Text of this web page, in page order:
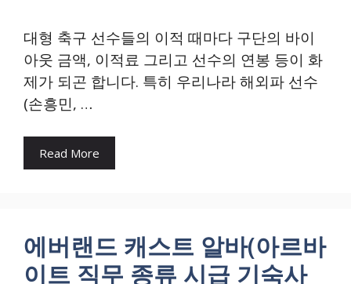
대형 축구 선수들의 이적 때마다 구단의 바이
아웃 금액, 이적료 그리고 선수의 연봉 등이 화
제가 되곤 합니다. 특히 우리나라 해외파 선수
(손흥민, …
Read More
에버랜드 캐스트 알바(아르바
이트 직무 종류 시급 기숙사